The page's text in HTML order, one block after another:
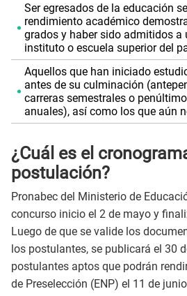
Ser egresados de la educación
rendimiento académico
grados y haber sido admitidos a
instituto o escuela superior del
Aquellos que han iniciado
antes de su culminación
carreras semestrales o
anuales), así como los que aún
¿Cuál es el
postulación?
Pronabec del Ministerio de
concurso inicio el 2 de mayo y
Luego de que se valide los
los postulantes, se publicará el 30
postulantes aptos que podrán
de Preselección (ENP) el 11 de